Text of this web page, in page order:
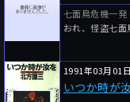
七面鳥危機一
おれ、怪盗七面
1991年03月01日
いつか時が